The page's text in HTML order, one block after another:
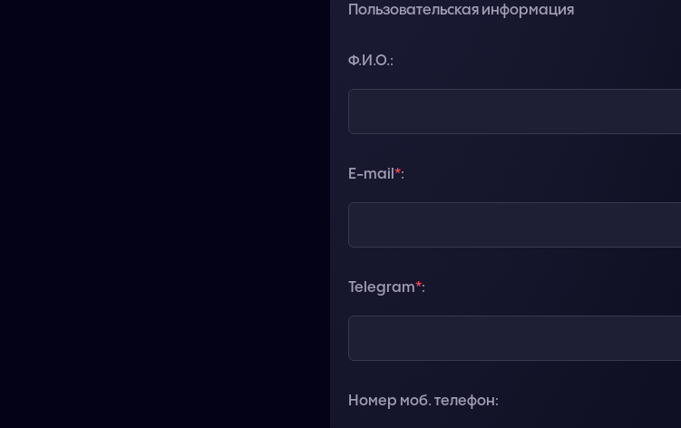
Пользовательская информация
Ф.И.О.:
E-mail*:
Telegram*:
Номер моб. телефон: